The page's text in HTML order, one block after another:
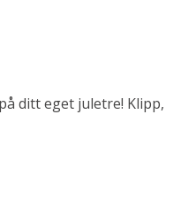
ditt eget juletre! Klipp,